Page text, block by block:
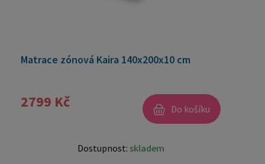
Matrace zónová Kaira 140x200x10 cm
2799 Kč Do košíku
Dostupnost: skladem